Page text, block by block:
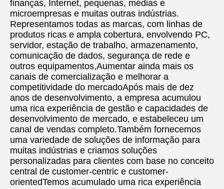
finanças, Internet, pequenas, médias e
microempresas e muitas outras indústrias.
Representamos todas as marcas, com linhas de
produtos ricas e ampla cobertura, envolvendo PC,
servidor, estação de trabalho, armazenamento,
comunicação de dados, segurança de rede e
outros equipamentos,Aumentar ainda mais os
canais de comercialização e melhorar a
competitividade do mercadoApós mais de dez
anos de desenvolvimento, a empresa acumulou
uma rica experiência de gestão e capacidades de
desenvolvimento de mercado, e estabeleceu um
canal de vendas completo.Também fornecemos
uma variedade de soluções de informação para
muitas indústrias e criamos soluções
personalizadas para clientes com base no conceito
central de customer-centric e customer-
orientedTemos acumulado uma rica experiência